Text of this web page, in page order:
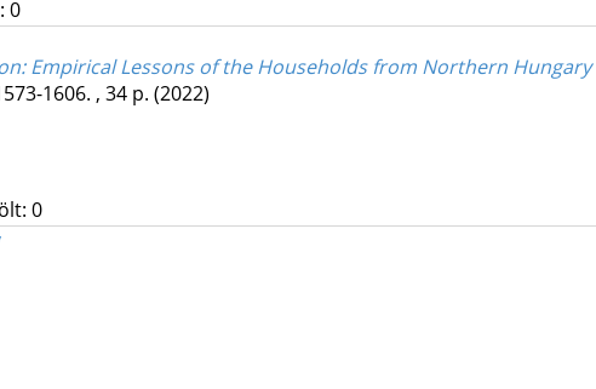
0
Empirical Lessons of the Households from Northern Hungary
1606. , 34 p. (2022)
0